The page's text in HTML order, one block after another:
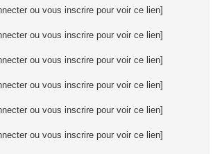
ou vous inscrire pour voir ce lien]
ou vous inscrire pour voir ce lien]
ou vous inscrire pour voir ce lien]
ou vous inscrire pour voir ce lien]
ou vous inscrire pour voir ce lien]
ou vous inscrire pour voir ce lien]